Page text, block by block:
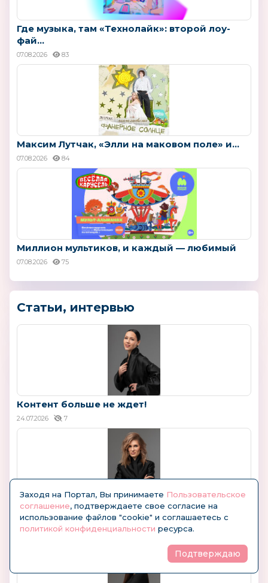
Где музыка, там «Технолайк»: второй лоу-
фай...
07.08.2026 83
Максим Лутчак, «Элли на маковом поле» и...
07.08.2026 84
Миллион мультиков, и каждый — любимый
07.08.2026 75
Статьи, интервью
Контент больше не ждет!
24.07.2026 7
Больше, чем бренд: философия bodo в трёх
ответах
13.07.2026 168
Заходя на Портал, Вы принимаете Пользовательское
соглашение, подтверждаете свое согласие на
использование файлов "cookie" и соглашаетесь с
политикой конфиденциальности ресурса.
Подтверждаю